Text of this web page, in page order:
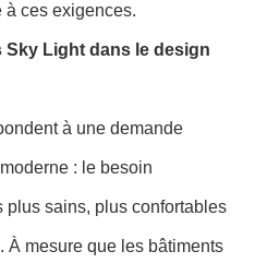
à ces exigences.
Sky Light dans le design
à une demande
: le besoin
plus sains, plus confortables
À mesure que les bâtiments